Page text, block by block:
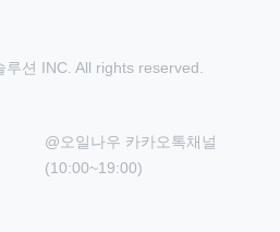
션 INC. All rights reserved.
@오일나우 카카오톡채널
(10:00~19:00)